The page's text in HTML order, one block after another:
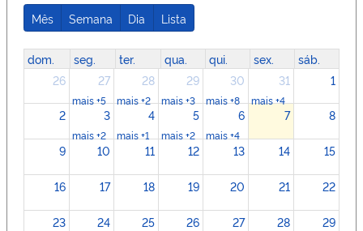
Mês Semana Dia Lista
dom. seg. ter. qua. qui. sex.
sáb.
26
27
mais +5
28
mais +2
29
mais +3
30
mais +8
31
mais +4
1
2 3
mais +2
4
mais +1
5
mais +2
6
mais +4
7 8
9 10 11 12 13 14 15
16 17 18 19 20 21 22
23 24 25 26 27 28 29